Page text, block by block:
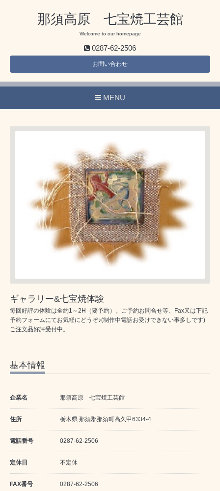
那須高原 七宝焼工芸館
Welcome to our homepage
0287-62-2506
お問い合わせ
MENU
ギャラリー&七宝焼体験
毎回好評の体験は全約1～2H（要予約）。ご予約お問合せ等、Fax又は下記
予約フォームにてお気軽にどうぞ♪(制作中電話お受けできない事多しです)
ご注文品好評受付中。
基本情報
企業名 那須高原 七宝焼工芸館
住所 栃木県 那須郡那須町高久甲6334-4
電話番号 0287-62-2506
定休日 不定休
FAX番号 0287-62-2506